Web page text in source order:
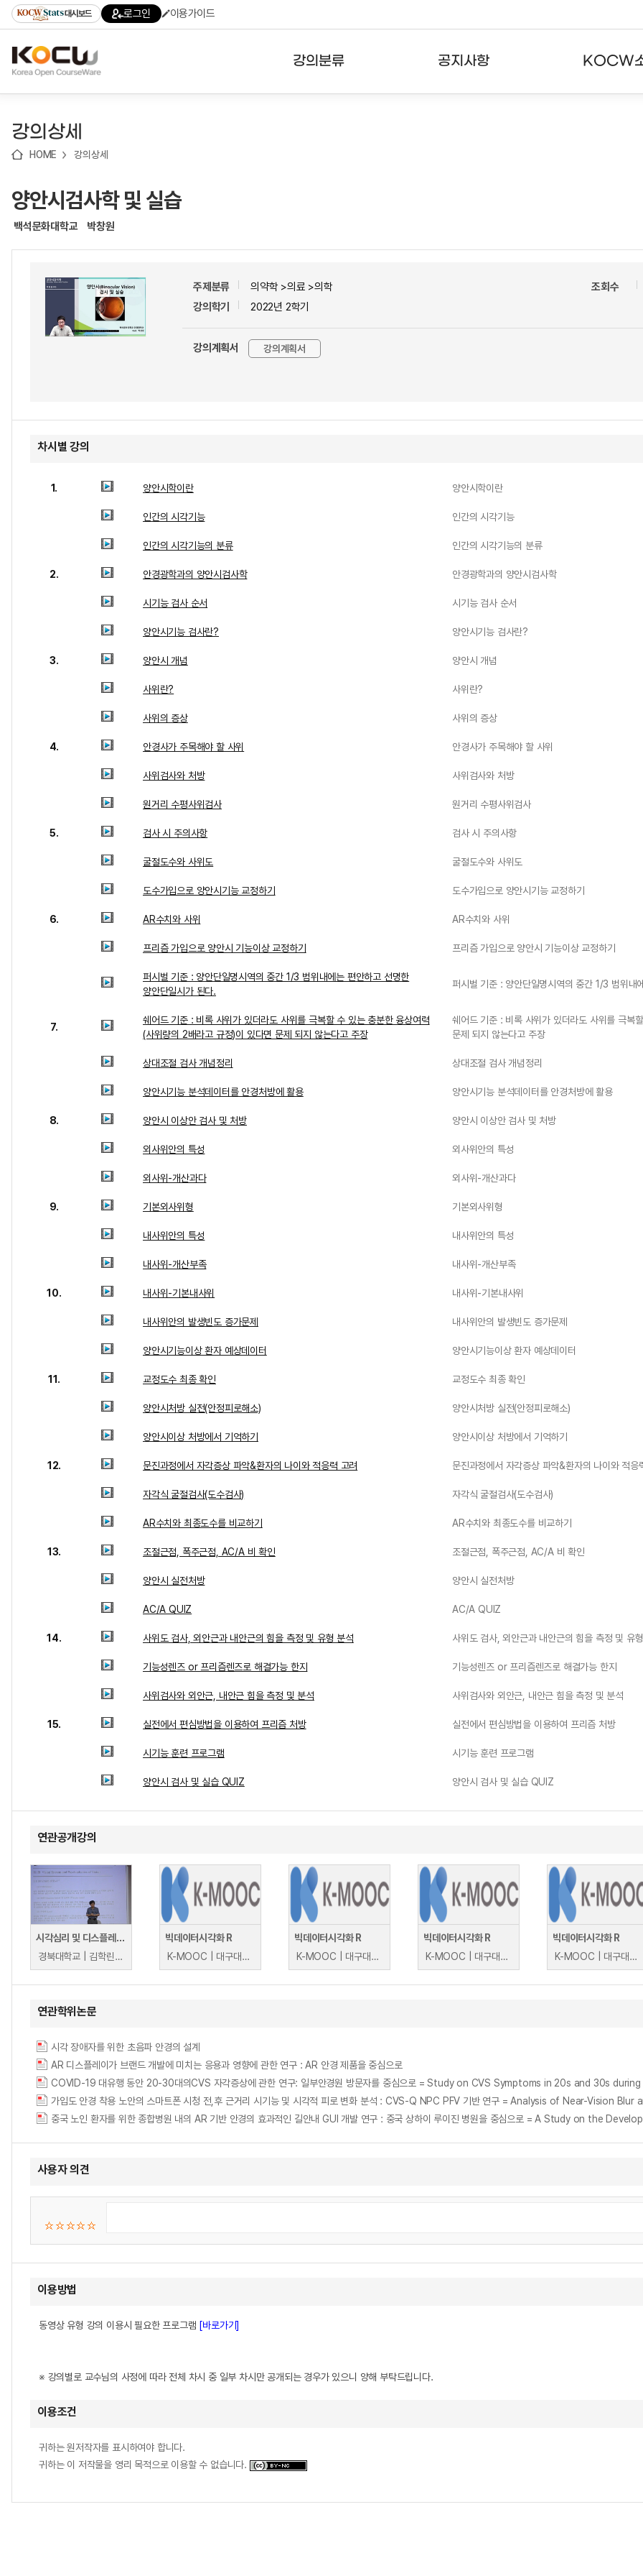
기
기
기
content)
가
대시보드 로그인 이용가이드
강의분류 공지사항 KOCW
강의상세
HOME 강의상세
양안시검사학 및 실습
백석문화대학교 박창원
주제분류
의약학 >의료 >의학
강의학기
2022년 2학기
조회수
강의계획서 강의계획서
차시별 강의
1. 양안시학이란 양안시학이란
인간의 시각기능 인간의 시각기능
인간의 시각기능의 분류 인간의 시각기능의 분류
2. 안경광학과의 양안시검사학 안경광학과의 양안시검사학
시기능 검사 순서 시기능 검사 순서
양안시기능 검사란? 양안시기능 검사란?
3. 양안시 개념 양안시 개념
사위란? 사위란?
사위의 증상 사위의 증상
4. 안경사가 주목해야 할 사위 안경사가 주목해야 할 사위
사위검사와 처방 사위검사와 처방
원거리 수평사위검사 원거리 수평사위검사
5. 검사 시 주의사항 검사 시 주의사항
굴절도수와 사위도 굴절도수와 사위도
도수가입으로 양안시기능 교정하기 도수가입으로 양안시기능 교정하기
6. AR수치와 사위 AR수치와 사위
프리즘 가입으로 양안시 기능이상 교정하기 프리즘 가입으로 양안시 기능이상 교정하기
퍼시벌 기준 : 양안단일명시역의 중간 1/3 범위내에는 편안하고 선명한
양안단일시가 된다.
퍼시벌 기준 : 양안단일명시역의 중간 1/3 범위내
7.
쉐어드 기준 : 비록 사위가 있더라도 사위를 극복할 수 있는 충분한 융상여력
(사위량의 2배라고 규정)이 있다면 문제 되지 않는다고 주장
쉐어드 기준 : 비록 사위가 있더라도 사위를 극복
문제 되지 않는다고 주장
상대조절 검사 개념정리 상대조절 검사 개념정리
양안시기능 분석데이터를 안경처방에 활용 양안시기능 분석데이터를 안경처방에 활용
8. 양안시 이상안 검사 및 처방 양안시 이상안 검사 및 처방
외사위안의 특성 외사위안의 특성
외사위-개산과다 외사위-개산과다
9. 기본외사위형 기본외사위형
내사위안의 특성 내사위안의 특성
내사위-개산부족 내사위-개산부족
10. 내사위-기본내사위 내사위-기본내사위
내사위안의 발생빈도 증가문제 내사위안의 발생빈도 증가문제
양안시기능이상 환자 예상데이터 양안시기능이상 환자 예상데이터
11. 교정도수 최종 확인 교정도수 최종 확인
양안시처방 실전(안정피로해소) 양안시처방 실전(안정피로해소)
양안시이상 처방에서 기억하기 양안시이상 처방에서 기억하기
12. 문진과정에서 자각증상 파악&환자의 나이와 적응력 고려 문진과정에서 자각증상 파악&환자의 나이와 적응
자각식 굴절검사(도수검사) 자각식 굴절검사(도수검사)
AR수치와 최종도수를 비교하기 AR수치와 최종도수를 비교하기
13. 조절근점, 폭주근점, AC/A 비 확인 조절근점, 폭주근점, AC/A 비 확인
양안시 실전처방 양안시 실전처방
AC/A QUIZ AC/A QUIZ
14. 사위도 검사, 외안근과 내안근의 힘을 측정 및 유형 분석 사위도 검사, 외안근과 내안근의 힘을 측정 및 유
기능성렌즈 or 프리즘렌즈로 해결가능 한지 기능성렌즈 or 프리즘렌즈로 해결가능 한지
사위검사와 외안근, 내안근 힘을 측정 및 분석 사위검사와 외안근, 내안근 힘을 측정 및 분석
15. 실전에서 편심방법을 이용하여 프리즘 처방 실전에서 편심방법을 이용하여 프리즘 처방
시기능 훈련 프로그램 시기능 훈련 프로그램
양안시 검사 및 실습 QUIZ 양안시 검사 및 실습 QUIZ
연관공개강의
시각심리 및 디스플레이 공학
경북대학교 | 김학린, 송규익, 장재원
빅데이터시각화 R
K-MOOC | 대구대학교 윤상후
빅데이터시각화 R
K-MOOC | 대구대학교 윤상후
빅데이터시각화 R
K-MOOC | 대구대학교 윤상후
빅데이터시각화 R
K-MOOC | 대구대학교 윤상후
연관학위논문
시각 장애자를 위한 초음파 안경의 설계
AR 디스플레이가 브랜드 개발에 미치는 응용과 영향에 관한 연구 : AR 안경 제품을 중심으로
COVID-19 대유행 동안 20-30대의CVS 자각증상에 관한 연구: 일부안경원 방문자를 중심으로 = Study on CVS Symptoms in 20s and 30s
사용자 의견
이용방법
동영상 유형 강의 이용시 필요한 프로그램 [바로가기]
※ 강의별로 교수님의 사정에 따라 전체 차시 중 일부 차시만 공개되는 경우가 있으니 양해 부탁드립니다.
이용조건
귀하는 원저작자를 표시하여야 합니다.
귀하는 이 저작물을 영리 목적으로 이용할 수 없습니다.